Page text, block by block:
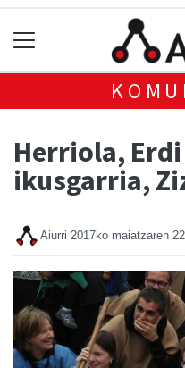
Herriola,
ikusgarria,
Aiurri 2017ko maiatzaren